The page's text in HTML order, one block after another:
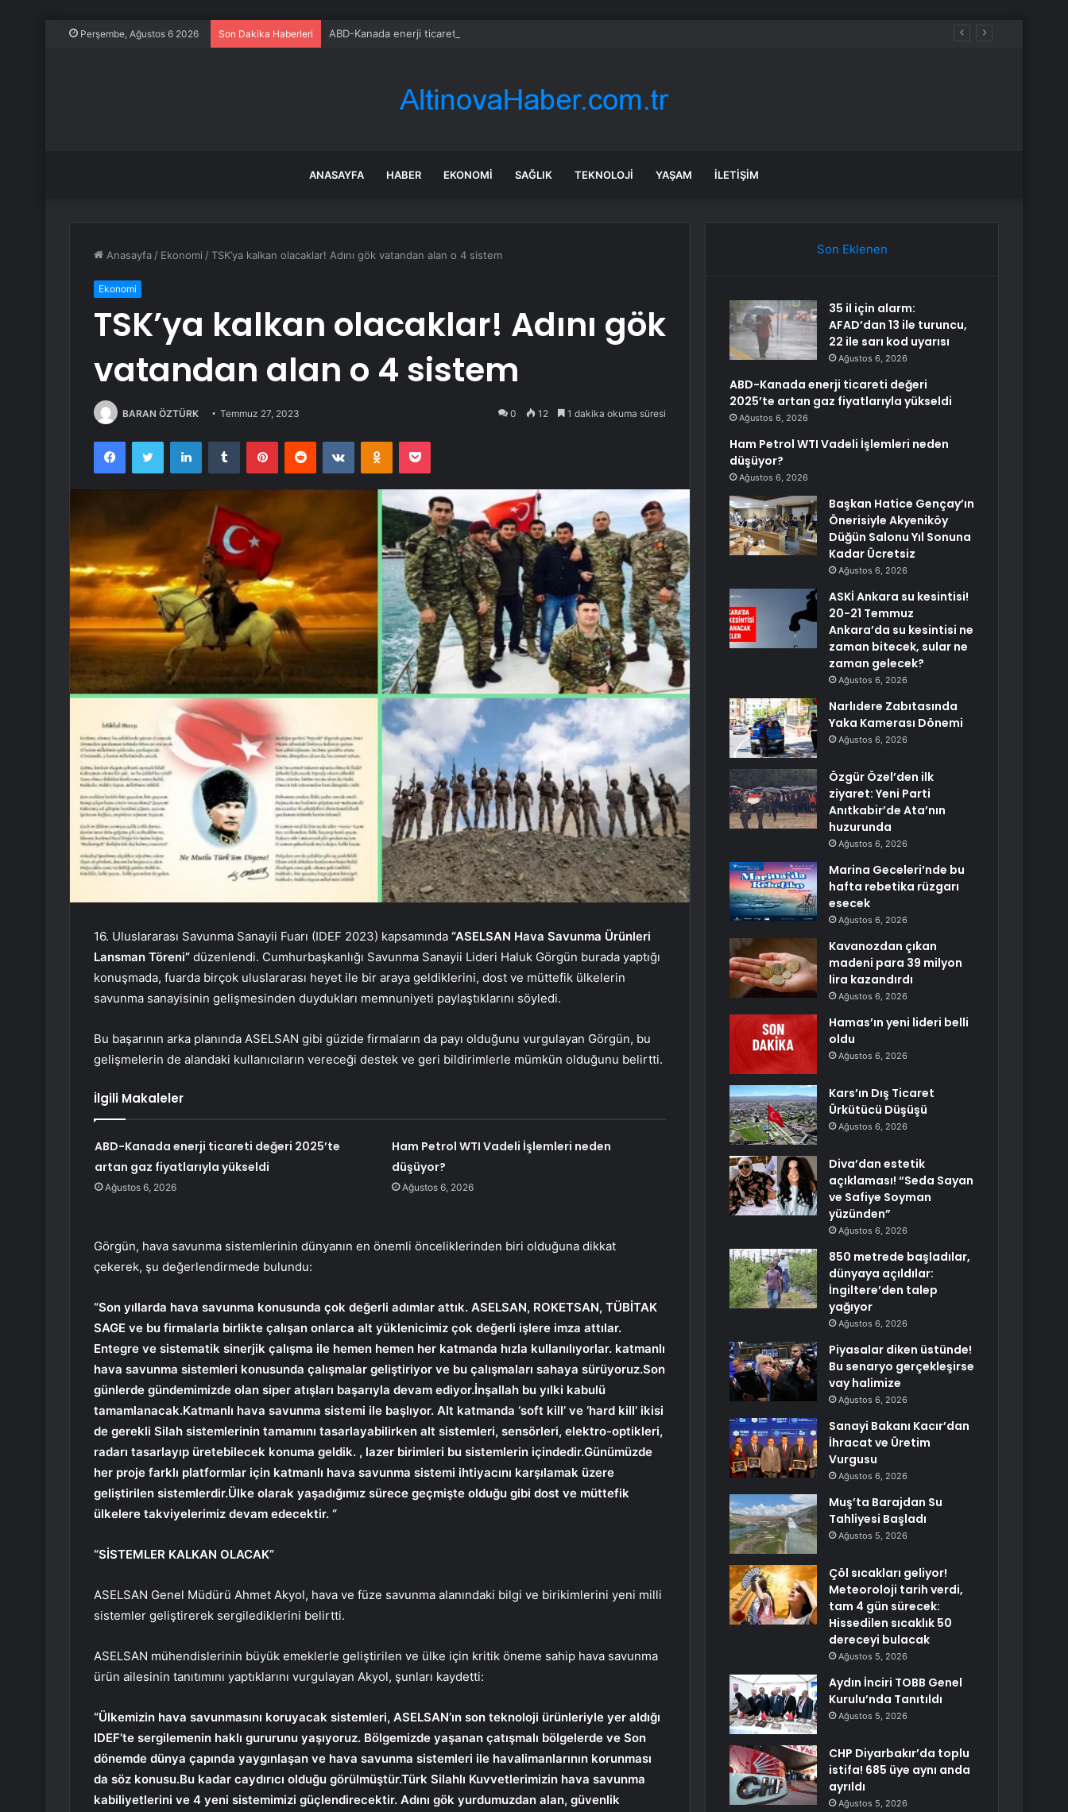
Perşembe, Ağustos 6 2026 Son Dakika Haberleri ABD-Kanada enerji ticareti değeri 2025’te artan gaz fiyatlarıyla yükseldi
ANASAYFA HABER EKONOMI SAĞLIK TEKNOLOJI YAŞAM İLETIŞIM
Anasayfa / Ekonomi /TSK’ya kalkan olacaklar! Adını gök vatandan alan o 4 sistem
Ekonomi
TSK’ya kalkan olacaklar! Adını gök
vatandan alan o 4 sistem
BARAN ÖZTÜRK Temmuz 27, 2023 0 12 1 dakika okuma süresi
FacebookTwitter LinkedInTumblr PinterestReddit VKontakteOdnoklassniki
Pocket
16. Uluslararası Savunma Sanayii Fuarı (IDEF 2023) kapsamında “ASELSAN Hava Savunma Ürünleri
Lansman Töreni” düzenlendi. Cumhurbaşkanlığı Savunma Sanayii Lideri Haluk Görgün burada yaptığı
konuşmada, fuarda birçok uluslararası heyet ile bir araya geldiklerini, dost ve müttefik ülkelerin
savunma sanayisinin gelişmesinden duydukları memnuniyeti paylaştıklarını söyledi.
Bu başarının arka planında ASELSAN gibi güzide firmaların da payı olduğunu vurgulayan Görgün, bu
gelişmelerin de alandaki kullanıcıların vereceği destek ve geri bildirimlerle mümkün olduğunu belirtti.
İlgili Makaleler
ABD-Kanada enerji ticareti değeri 2025’te
artan gaz fiyatlarıyla yükseldi
Ağustos 6, 2026
Ham Petrol WTI Vadeli İşlemleri neden
düşüyor?
Ağustos 6, 2026
Görgün, hava savunma sistemlerinin dünyanın en önemli önceliklerinden biri olduğuna dikkat
çekerek, şu değerlendirmede bulundu:
“Son yıllarda hava savunma konusunda çok değerli adımlar attık. ASELSAN, ROKETSAN, TÜBİTAK
SAGE ve bu firmalarla birlikte çalışan onlarca alt yüklenicimiz çok değerli işlere imza attılar.
Entegre ve sistematik sinerjik çalışma ile hemen hemen her katmanda hızla kullanılıyorlar. katmanlı
hava savunma sistemleri konusunda çalışmalar geliştiriyor ve bu çalışmaları sahaya sürüyoruz.Son
günlerde gündemimizde olan siper atışları başarıyla devam ediyor.İnşallah bu yılki kabulü
tamamlanacak.Katmanlı hava savunma sistemi ile başlıyor. Alt katmanda ‘soft kill’ ve ‘hard kill’ ikisi
de gerekli Silah sistemlerinin tamamını tasarlayabilirken alt sistemleri, sensörleri, elektro-optikleri,
radarı tasarlayıp üretebilecek konuma geldik. , lazer birimleri bu sistemlerin içindedir.Günümüzde
her proje farklı platformlar için katmanlı hava savunma sistemi ihtiyacını karşılamak üzere
geliştirilen sistemlerdir.Ülke olarak yaşadığımız sürece geçmişte olduğu gibi dost ve müttefik
ülkelere takviyelerimiz devam edecektir. “
“SİSTEMLER KALKAN OLACAK”
ASELSAN Genel Müdürü Ahmet Akyol, hava ve füze savunma alanındaki bilgi ve birikimlerini yeni milli
sistemler geliştirerek sergilediklerini belirtti.
ASELSAN mühendislerinin büyük emeklerle geliştirilen ve ülke için kritik öneme sahip hava savunma
ürün ailesinin tanıtımını yaptıklarını vurgulayan Akyol, şunları kaydetti:
“Ülkemizin hava savunmasını koruyacak sistemleri, ASELSAN’ın son teknoloji ürünleriyle yer aldığı
IDEF’te sergilemenin haklı gururunu yaşıyoruz. Bölgemizde yaşanan çatışmalı bölgelerde ve Son
dönemde dünya çapında yaygınlaşan ve hava savunma sistemleri ile havalimanlarının korunması
da söz konusu.Bu kadar caydırıcı olduğu görülmüştür.Türk Silahlı Kuvvetlerimizin hava savunma
kabiliyetlerini ve 4 yeni sistemimizi güçlendirecektir. Adını gök yurdumuzdan alan, güvenlik
Son Eklenen
35 il için alarm:
AFAD’dan 13 ile turuncu,
22 ile sarı kod uyarısı
Ağustos 6, 2026
ABD-Kanada enerji ticareti değeri
2025’te artan gaz fiyatlarıyla yükseldi
Ağustos 6, 2026
Ham Petrol WTI Vadeli İşlemleri neden
düşüyor?
Ağustos 6, 2026
Başkan Hatice Gençay’ın
Önerisiyle Akyeniköy
Düğün Salonu Yıl Sonuna
Kadar Ücretsiz
Ağustos 6, 2026
ASKİ Ankara su kesintisi!
20-21 Temmuz
Ankara’da su kesintisi ne
zaman bitecek, sular ne
zaman gelecek?
Ağustos 6, 2026
Narlıdere Zabıtasında
Yaka Kamerası Dönemi
Ağustos 6, 2026
Özgür Özel’den ilk
ziyaret: Yeni Parti
Anıtkabir’de Ata’nın
huzurunda
Ağustos 6, 2026
Marina Geceleri’nde bu
hafta rebetika rüzgarı
esecek
Ağustos 6, 2026
Kavanozdan çıkan
madeni para 39 milyon
lira kazandırdı
Ağustos 6, 2026
Hamas’ın yeni lideri belli
oldu
Ağustos 6, 2026
Kars’ın Dış Ticaret
Ürkütücü Düşüşü
Ağustos 6, 2026
Diva’dan estetik
açıklaması! “Seda Sayan
ve Safiye Soyman
yüzünden”
Ağustos 6, 2026
850 metrede başladılar,
dünyaya açıldılar:
İngiltere’den talep
yağıyor
Ağustos 6, 2026
Piyasalar diken üstünde!
Bu senaryo gerçekleşirse
vay halimize
Ağustos 6, 2026
Sanayi Bakanı Kacır’dan
İhracat ve Üretim
Vurgusu
Ağustos 6, 2026
Muş’ta Barajdan Su
Tahliyesi Başladı
Ağustos 5, 2026
Çöl sıcakları geliyor!
Meteoroloji tarih verdi,
tam 4 gün sürecek:
Hissedilen sıcaklık 50
dereceyi bulacak
Ağustos 5, 2026
Aydın İnciri TOBB Genel
Kurulu’nda Tanıtıldı
Ağustos 5, 2026
CHP Diyarbakır’da toplu
istifa! 685 üye aynı anda
ayrıldı
Ağustos 5, 2026